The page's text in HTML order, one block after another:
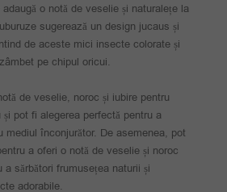
o notă de veselie și naturalețe la
sugerează un design jucaus și
de aceste mici insecte colorate și
pe chipul oricui.
de veselie, noroc și iubire pentru
pot fi alegerea perfectă pentru a
mediul înconjurător. De asemenea, pot
a oferi o notă de veselie și noroc
sărbători frumusețea naturii și
adorabile.